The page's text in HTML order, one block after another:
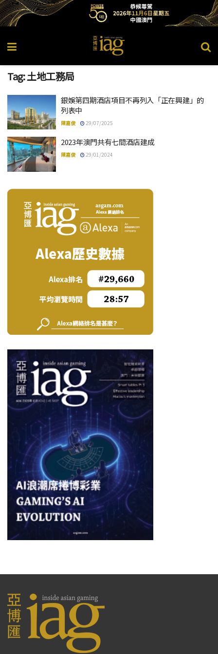
Tag:土地工務局
銀娛第四期酒店項目不再列入「正在興建」的
列表中
陳嘉俊 29/07/2025
2023年澳門共有七間酒店建成
陳嘉俊 29/01/2024